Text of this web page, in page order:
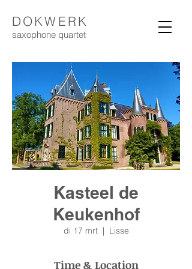
DOKWERK
saxophone quartet
Kasteel de
Keukenhof
di 17 mrt
  |
Lisse
Time & Location